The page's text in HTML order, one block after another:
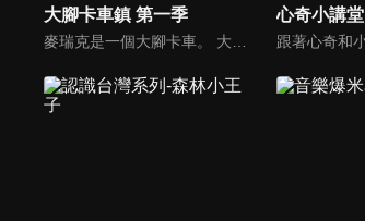
大腳卡車鎮 第一季 心奇小講堂